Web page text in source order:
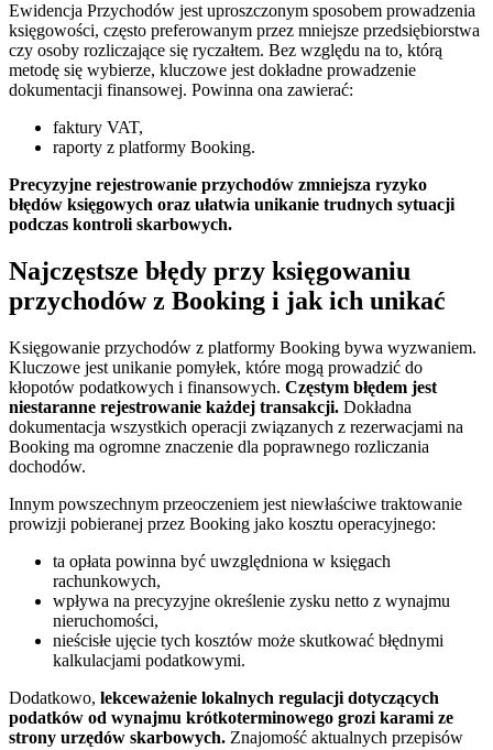
Ewidencja Przychodów jest uproszczonym sposobem prowadzenia
księgowości, często preferowanym przez mniejsze przedsiębiorstwa
czy osoby rozliczające się ryczałtem. Bez względu na to, którą
metodę się wybierze, kluczowe jest dokładne prowadzenie
dokumentacji finansowej. Powinna ona zawierać:
faktury VAT,
raporty z platformy Booking.
Precyzyjne rejestrowanie przychodów zmniejsza ryzyko
błędów księgowych oraz ułatwia unikanie trudnych sytuacji
podczas kontroli skarbowych.
Najczęstsze błędy przy księgowaniu
przychodów z Booking i jak ich unikać
Księgowanie przychodów z platformy Booking bywa wyzwaniem.
Kluczowe jest unikanie pomyłek, które mogą prowadzić do
kłopotów podatkowych i finansowych. Częstym błędem jest
niestaranne rejestrowanie każdej transakcji. Dokładna
dokumentacja wszystkich operacji związanych z rezerwacjami na
Booking ma ogromne znaczenie dla poprawnego rozliczania
dochodów.
Innym powszechnym przeoczeniem jest niewłaściwe traktowanie
prowizji pobieranej przez Booking jako kosztu operacyjnego:
ta opłata powinna być uwzględniona w księgach
rachunkowych,
wpływa na precyzyjne określenie zysku netto z wynajmu
nieruchomości,
nieścisłe ujęcie tych kosztów może skutkować błędnymi
kalkulacjami podatkowymi.
Dodatkowo, lekceważenie lokalnych regulacji dotyczących
podatków od wynajmu krótkoterminowego grozi karami ze
strony urzędów skarbowych. Znajomość aktualnych przepisów